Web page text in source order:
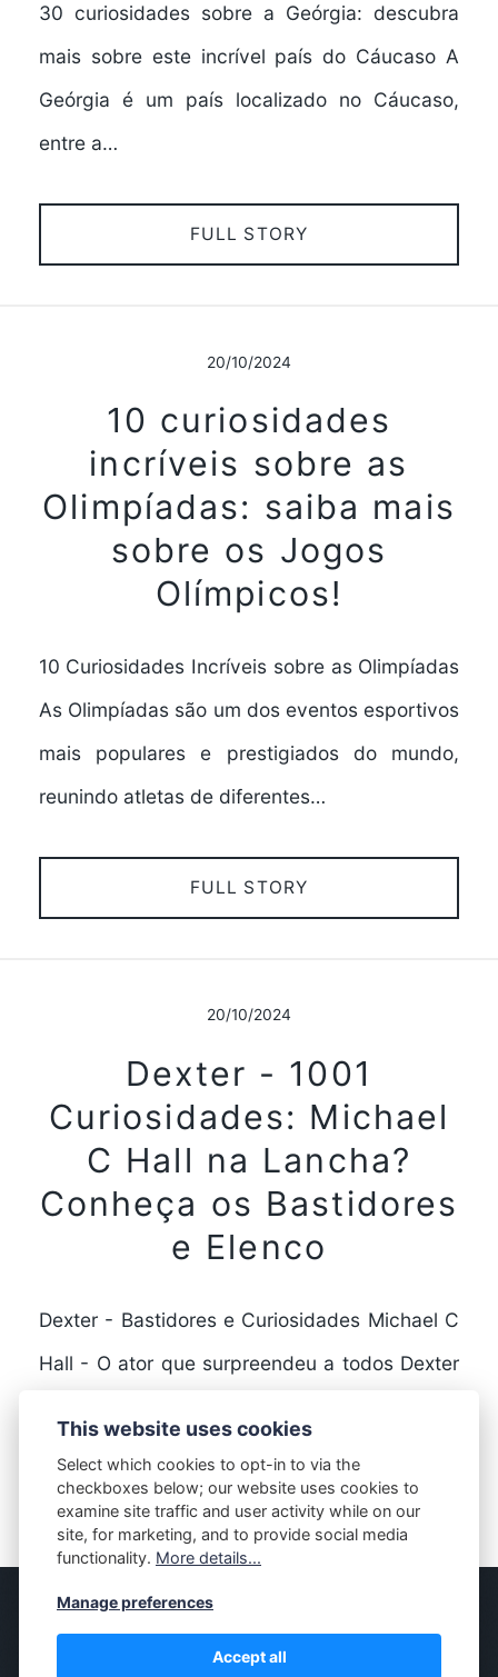
30 curiosidades sobre a Geórgia: descubra
mais sobre este incrível país do Cáucaso A
Geórgia é um país localizado no Cáucaso,
entre a…
FULL STORY
20/10/2024
10 curiosidades
incríveis sobre as
Olimpíadas: saiba mais
sobre os Jogos
Olímpicos!
10 Curiosidades Incríveis sobre as Olimpíadas
As Olimpíadas são um dos eventos esportivos
mais populares e prestigiados do mundo,
reunindo atletas de diferentes…
FULL STORY
20/10/2024
Dexter - 1001
Curiosidades: Michael
C Hall na Lancha?
Conheça os Bastidores
e Elenco
Dexter - Bastidores e Curiosidades Michael C
Hall - O ator que surpreendeu a todos Dexter
FULL STORY
© MASSIVELY
This website uses cookies
Select which cookies to opt-in to via the
checkboxes below; our website uses cookies to
examine site traffic and user activity while on our
site, for marketing, and to provide social media
functionality. More details...
Manage preferences
Accept all